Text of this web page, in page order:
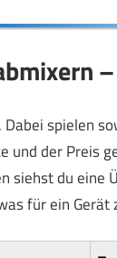
spielen
und der Preis
siehst du eine
für ein